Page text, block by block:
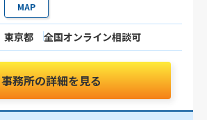
MAP
東京都 全国オンライン相談可
事務所の詳細を見る